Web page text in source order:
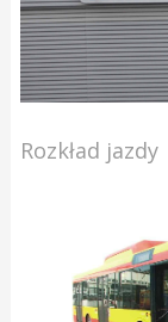
Rozkład jazdy